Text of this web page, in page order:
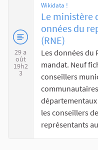
29 a
oût
19h2
3
Wikidata !
Le ministère
onnées du
(RNE)
Les données du
mandat. Neuf
conseillers
les conseillers
représentants